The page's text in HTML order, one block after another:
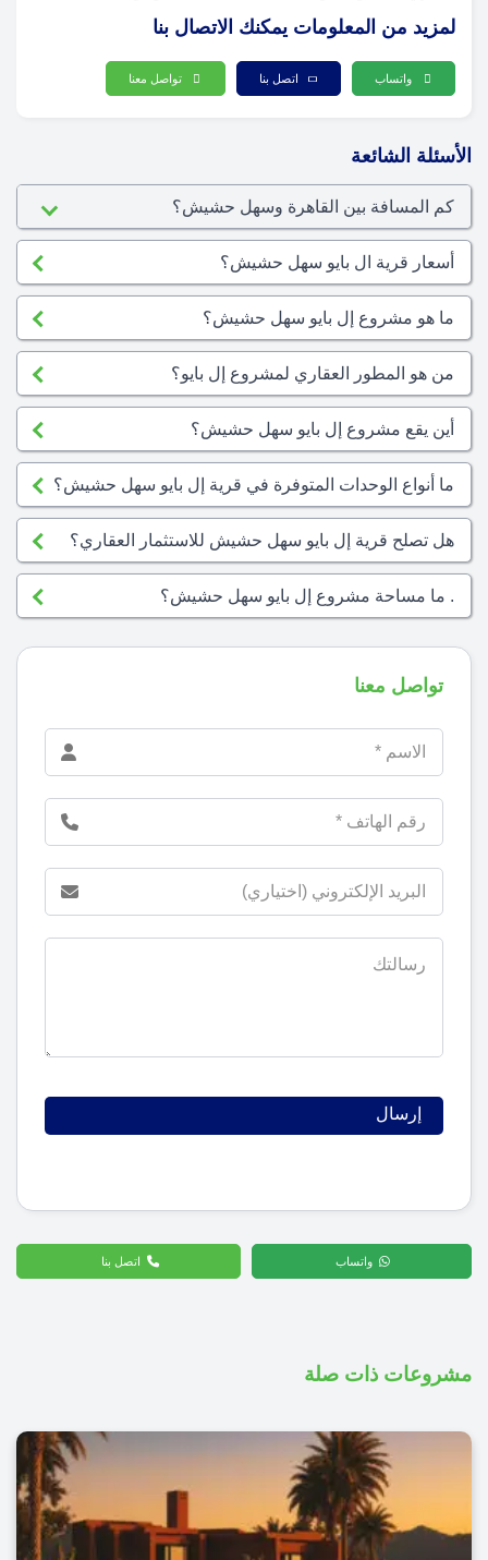
لمزيد من المعلومات يمكنك الاتصال بنا
واتساب اتصل بنا تواصل معنا
الأسئلة الشائعة
كم المسافة بين القاهرة وسهل حشيش؟
أسعار قرية ال بايو سهل حشيش؟
ما هو مشروع إل بايو سهل حشيش؟
من هو المطور العقاري لمشروع إل بايو؟
أين يقع مشروع إل بايو سهل حشيش؟
ما أنواع الوحدات المتوفرة في قرية إل بايو سهل حشيش؟
هل تصلح قرية إل بايو سهل حشيش للاستثمار العقاري؟
. ما مساحة مشروع إل بايو سهل حشيش؟
تواصل معنا
واتساب اتصل بنا
مشروعات ذات صلة